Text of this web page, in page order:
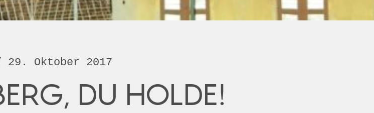
29. Oktober 2017
DU HOLDE!